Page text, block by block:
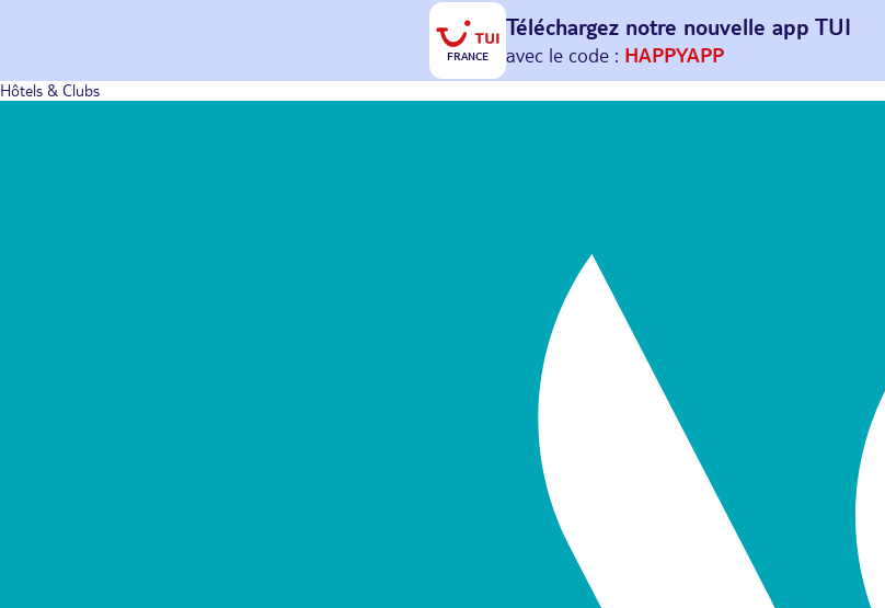
FRANCE
Téléchargez notre nouvelle app TUI
Et profitez de 30€ offerts*sur votreprochain
avec le code : HAPPYAPP
Hôtels & Clubs